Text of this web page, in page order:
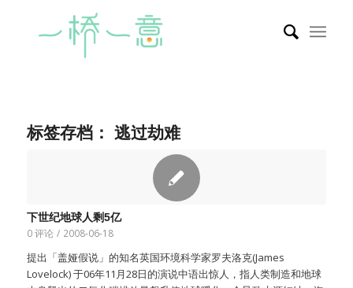
标签存档： 逃过劫难
下世纪地球人剩5亿
0 评论 / 2008-06-18
提出「盖娅假说」的知名英国环境科学家罗夫洛克(James
Lovelock) 于06年11月28日的演说中语出惊人，指人类制造和地球